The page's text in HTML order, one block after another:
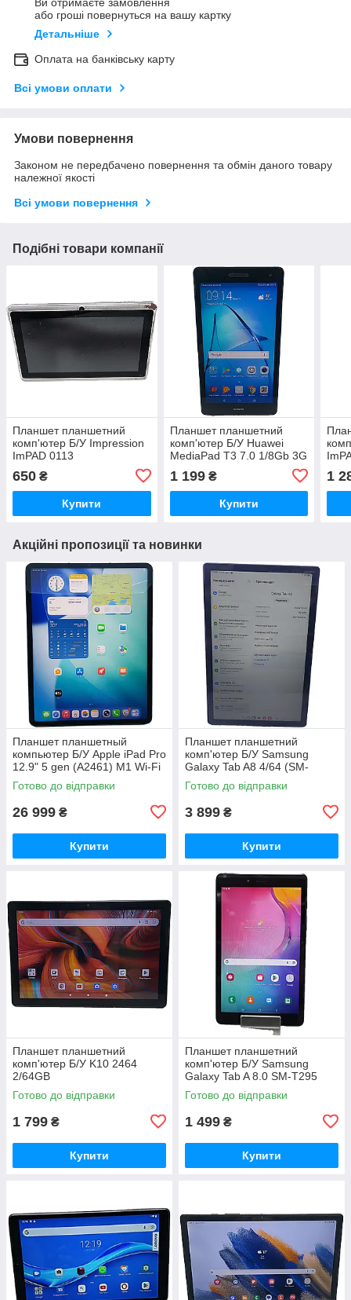
Ви отримаєте замовлення
або гроші повернуться на вашу картку
Детальніше
Оплата на банківську карту
Всі умови оплати
Умови повернення
Законом не передбачено повернення та обмін даного товару
належної якості
Всі умови повернення
Подібні товари компанії
Планшет планшетний
комп'ютер Б/У Impression
ImPAD 0113
650 ₴
Купити
Планшет планшетний
комп'ютер Б/У Huawei
MediaPad T3 7.0 1/8Gb 3G
1 199₴
Купити
1
Акційні пропозиції та новинки
Планшет планшетный
компьютер Б/У Apple iPad Pro
12.9" 5 gen (A2461) M1 Wi-Fi
+ LTE 256GB
Готово до відправки
26 999 ₴
Купити
Планшет планшетний
комп'ютер Б/У Samsung
Galaxy Tab A8 4/64 (SM-
X200NZAESEK)
Готово до відправки
3 899 ₴
Купити
Планшет планшетний
комп'ютер Б/У K10 2464
2/64GB
Готово до відправки
1 799 ₴
Купити
Планшет планшетний
комп'ютер Б/У Samsung
Galaxy Tab A 8.0 SM-T295
2/32Gb LTE
Готово до відправки
1 499 ₴
Купити